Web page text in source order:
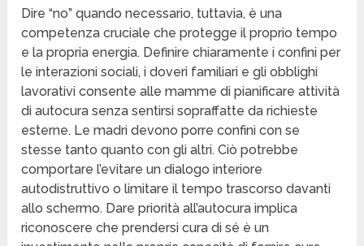
Dire “no” quando necessario, tuttavia, è una
competenza cruciale che protegge il proprio tempo
e la propria energia. Definire chiaramente i confini per
le interazioni sociali, i doveri familiari e gli obblighi
lavorativi consente alle mamme di pianificare attività
di autocura senza sentirsi sopraffatte da richieste
esterne. Le madri devono porre confini con se
stesse tanto quanto con gli altri. Ciò potrebbe
comportare l’evitare un dialogo interiore
autodistruttivo o limitare il tempo trascorso davanti
allo schermo. Dare priorità all’autocura implica
riconoscere che prendersi cura di sé è un